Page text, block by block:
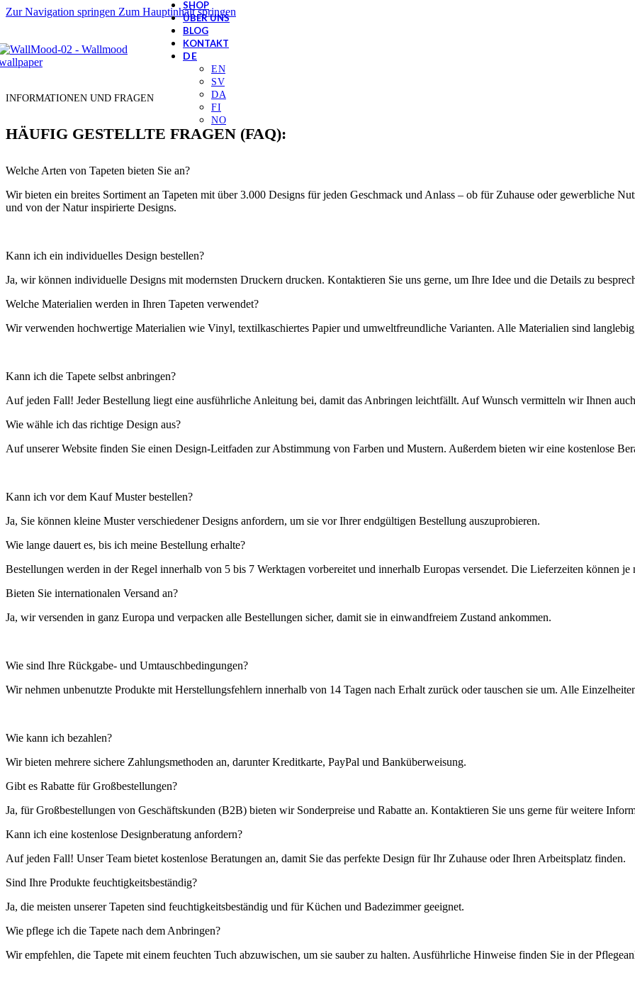
Zur Navigation springen Zum Hauptinhalt springen
SHOP
ÜBER UNS
BLOG
KONTAKT
INFORMATIONEN UND FRAGEN
HÄUFIG GESTELLTE FRAGEN (FAQ):
Welche Arten von Tapeten bieten Sie an?
Wir bieten ein breites Sortiment an Tapeten mit über 3.000 Designs für jeden Geschmack und Anlass – ob für Zuhause oder gewerbliche
und von der Natur inspirierte Designs.
Kann ich ein individuelles Design bestellen?
Ja, wir können individuelle Designs mit modernsten Druckern drucken. Kontaktieren Sie uns gerne, um Ihre Idee und die Details zu
Welche Materialien werden in Ihren Tapeten verwendet?
Wir verwenden hochwertige Materialien wie Vinyl, textilkaschiertes Papier und umweltfreundliche Varianten. Alle Materialien sind
Kann ich die Tapete selbst anbringen?
Auf jeden Fall! Jeder Bestellung liegt eine ausführliche Anleitung bei, damit das Anbringen leichtfällt. Auf Wunsch vermitteln wir Ihnen
Wie wähle ich das richtige Design aus?
Auf unserer Website finden Sie einen Design-Leitfaden zur Abstimmung von Farben und Mustern. Außerdem bieten wir eine kostenlose
Kann ich vor dem Kauf Muster bestellen?
Ja, Sie können kleine Muster verschiedener Designs anfordern, um sie vor Ihrer endgültigen Bestellung auszuprobieren.
Wie lange dauert es, bis ich meine Bestellung erhalte?
Bestellungen werden in der Regel innerhalb von 5 bis 7 Werktagen vorbereitet und innerhalb Europas versendet. Die Lieferzeiten können
Bieten Sie internationalen Versand an?
Ja, wir versenden in ganz Europa und verpacken alle Bestellungen sicher, damit sie in einwandfreiem Zustand ankommen.
Wie sind Ihre Rückgabe- und Umtauschbedingungen?
Wir nehmen unbenutzte Produkte mit Herstellungsfehlern innerhalb von 14 Tagen nach Erhalt zurück oder tauschen sie um. Alle
Wie kann ich bezahlen?
Wir bieten mehrere sichere Zahlungsmethoden an, darunter Kreditkarte, PayPal und Banküberweisung.
Gibt es Rabatte für Großbestellungen?
Ja, für Großbestellungen von Geschäftskunden (B2B) bieten wir Sonderpreise und Rabatte an. Kontaktieren Sie uns gerne für weitere
Kann ich eine kostenlose Designberatung anfordern?
Auf jeden Fall! Unser Team bietet kostenlose Beratungen an, damit Sie das perfekte Design für Ihr Zuhause oder Ihren Arbeitsplatz finden.
Sind Ihre Produkte feuchtigkeitsbeständig?
Ja, die meisten unserer Tapeten sind feuchtigkeitsbeständig und für Küchen und Badezimmer geeignet.
Wie pflege ich die Tapete nach dem Anbringen?
Wir empfehlen, die Tapete mit einem feuchten Tuch abzuwischen, um sie sauber zu halten. Ausführliche Hinweise finden Sie in der